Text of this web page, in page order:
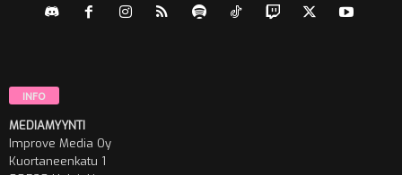
INFO
MEDIAMYYNTI
Improve Media Oy
Kuortaneenkatu 1